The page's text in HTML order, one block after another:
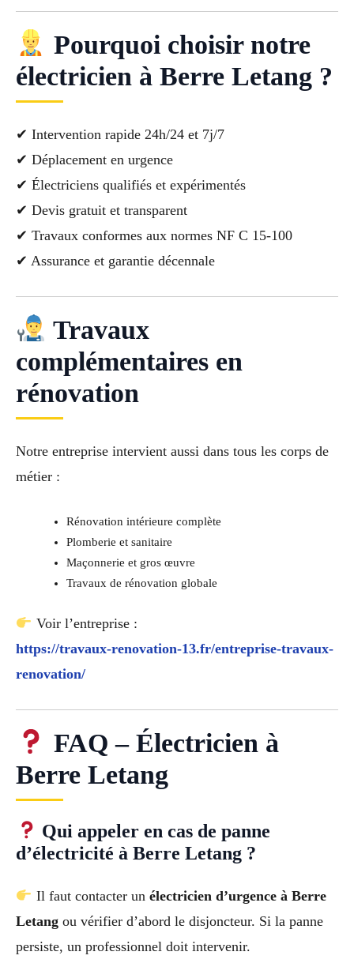
Pourquoi choisir notre
électricien à Berre Letang ?
✔ Intervention rapide 24h/24 et 7j/7
✔ Déplacement en urgence
✔ Électriciens qualifiés et expérimentés
✔ Devis gratuit et transparent
✔ Travaux conformes aux normes NF C 15-100
✔ Assurance et garantie décennale
Travaux
complémentaires en
rénovation
Notre entreprise intervient aussi dans tous les corps de
métier :
Rénovation intérieure complète
Plomberie et sanitaire
Maçonnerie et gros œuvre
Travaux de rénovation globale
Voir l’entreprise :
https://travaux-renovation-13.fr/entreprise-travaux-
renovation/
FAQ – Électricien à
Berre Letang
Qui appeler en cas de panne
d’électricité à Berre Letang ?
Il faut contacter un électricien d’urgence à Berre
Letang ou vérifier d’abord le disjoncteur. Si la panne
persiste, un professionnel doit intervenir.